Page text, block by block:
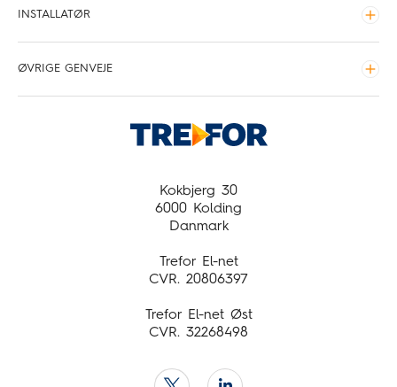
Kokbjerg 30
6000 Kolding
Danmark
Trefor El-net
CVR. 20806397
Trefor El-net Øst
CVR. 32268498
INSTALLATØR
ØVRIGE GENVEJE